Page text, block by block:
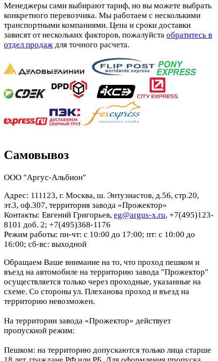
Менеджеры сами выбирают тариф, но вы можете выбрать
конкретного перевозчика. Мы работаем с несколькими
транспортными компаниями. Цена и сроки доставки
зависят от нескольких факторов, пожалуйста обратитесь в
отдел продаж для точного расчета.
Самовывоз
ООО "Аргус-Альбион"
Адрес: 111123, г. Москва, ш. Энтузиастов, д.56, стр.20,
эт.3, оф.307, территория завода «Прожектор»
Контакты: Евгений Григорьев, eg@argus-x.ru, +7(495)123-
8101 доб. 2; +7(495)368-1176
Режим работы: пн-чт: с 10:00 до 17:00; пт: с 10:00 до
16:00; сб-вс: выходной
Обращаем Ваше внимание на то, что проход пешком и
въезд на автомобиле на территорию завода "Прожектор"
осуществляется только через проходные, указанные на
схеме. Со стороны ул. Плеханова проход и въезд на
территорию невозможен.
На территории завода «Прожектор» действует
пропускной режим:
Пешком: на территорию допускаются только лица старше